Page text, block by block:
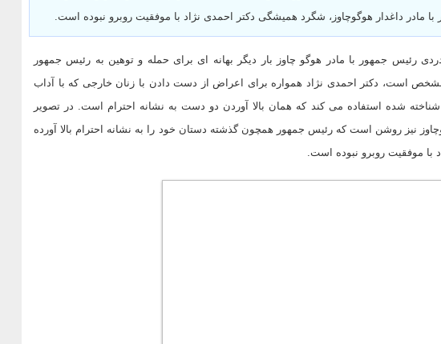
با مادر داغدار هوگوچاوز، شگرد همیشگی دکتر احمدی نژاد با موفقیت روبرو نبوده است.
رئیس جمهور با مادر هوگو چاوز بار دیگر بهانه ای برای حمله و توهین به رئیس جمهور
است، دکتر احمدی نژاد همواره برای اعراض از دست دادن با زنان خارجی که با آداب
شناخته شده استفاده می کند که همان بالا آوردن دو دست به نشانه احترام است. در تصویر
نیز روشن است که رئیس جمهور همچون گذشته دستان خود را به نشانه احترام بالا آورده
با موفقیت روبرو نبوده است.